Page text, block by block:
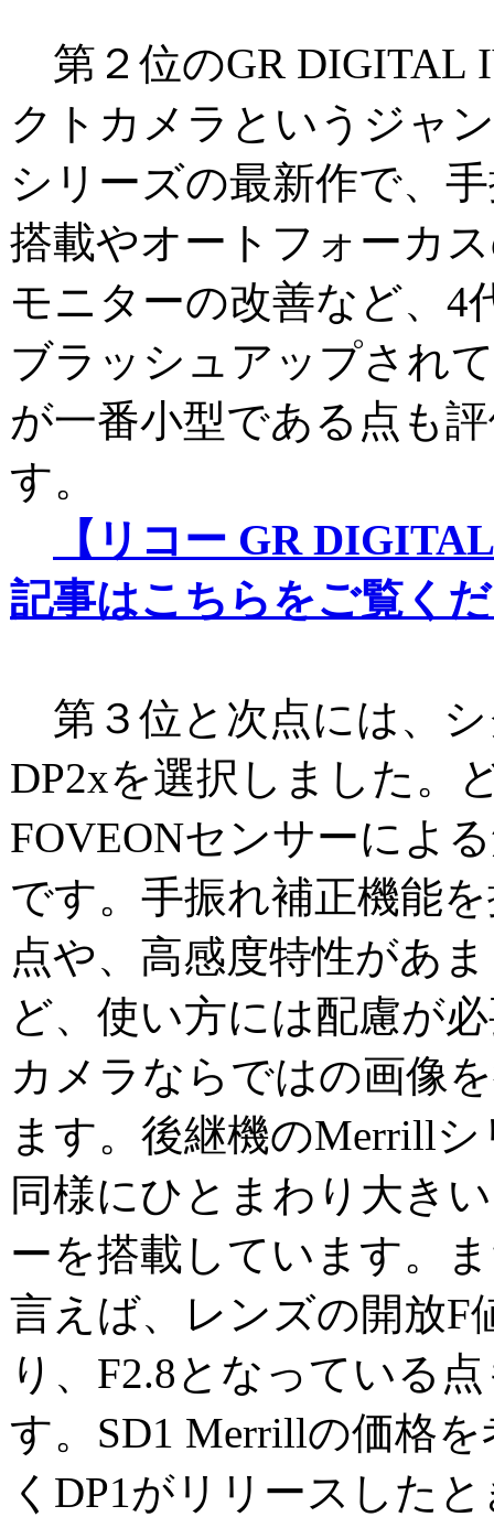
第２位のGR DIGITAL
クトカメラというジャ
シリーズの最新作で、
搭載やオートフォーカ
モニターの改善など、4
ブラッシュアップされ
が一番小型である点も
す。
【リコー GR
記事はこちらをご覧く
第３位と次点には、シ
DP2xを選択しました。
FOVEONセンサーによ
です。手振れ補正機能
点や、高感度特性があ
ど、使い方には配慮が
カメラならではの画像
ます。後継機のMerrill
同様にひとまわり大き
ーを搭載しています。
言えば、レンズの開放F
り、F2.8となっている
す。SD1 Merrillの価格
くDP1がリリースした